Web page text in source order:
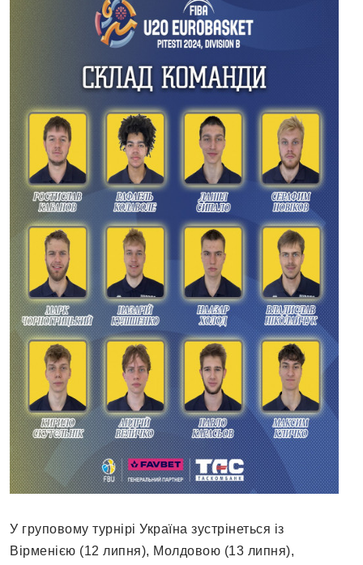
У груповому турнірі Україна зустрінеться із
Вірменією (12 липня), Молдовою (13 липня),